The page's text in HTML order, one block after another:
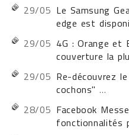
29/05 Le Samsung
edge est
29/05 4G : Orange et
couverture la
29/05 Re-découvrez
cochons" ...
28/05 Facebook
fonctionnalités